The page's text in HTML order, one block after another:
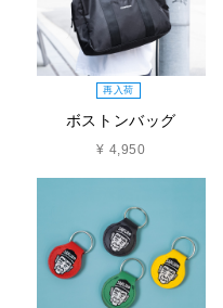
再入荷
ボストンバッグ
¥ 4,950